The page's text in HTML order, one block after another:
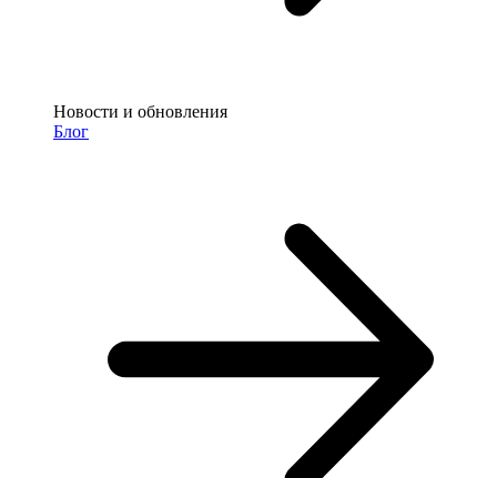
Новости и обновления
Блог